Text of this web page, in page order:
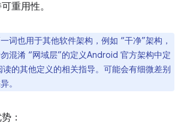
重用性。
一词也用于其他软件架构，例如 “干净”架构，
混淆 “网域层”的定义Android 官方架构中定
读的其他定义的相关指导。可能会有细微差别
。
：